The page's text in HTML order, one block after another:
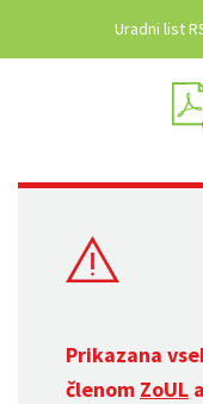
Uradni list
Prikazana
členom ZoUL